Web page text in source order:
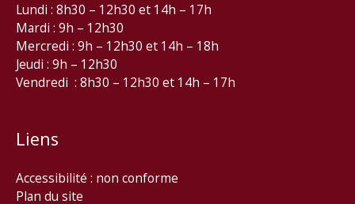
Lundi : 8h30 – 12h30 et 14h – 17h
Mardi : 9h – 12h30
Mercredi : 9h – 12h30 et 14h – 18h
Jeudi : 9h – 12h30
Vendredi : 8h30 – 12h30 et 14h – 17h
Liens
Accessibilité : non conforme
Plan du site